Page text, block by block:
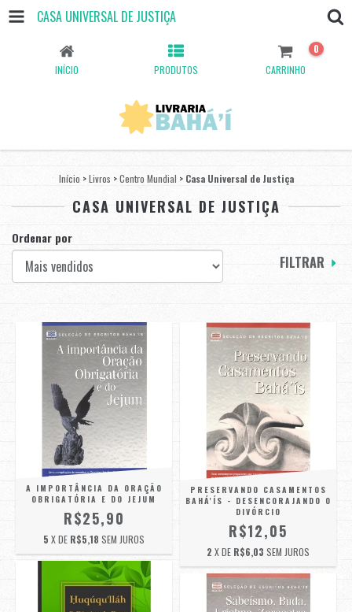
CASA UNIVERSAL DE JUSTIÇA
INÍCIO PRODUTOS CARRINHO
0
Início > Livros > Centro Mundial > Casa Universal de Justiça
CASA UNIVERSAL DE JUSTIÇA
Ordenar por
FILTRAR
A IMPORTÂNCIA DA ORAÇÃO
OBRIGATÓRIA E DO JEJUM
R$25,90
5 X DE R$5,18 SEM JUROS
PRESERVANDO CASAMENTOS
BAHÁ'ÍS - DESENCORAJANDO O
DIVÓRCIO
R$12,05
2 X DE R$6,03 SEM JUROS